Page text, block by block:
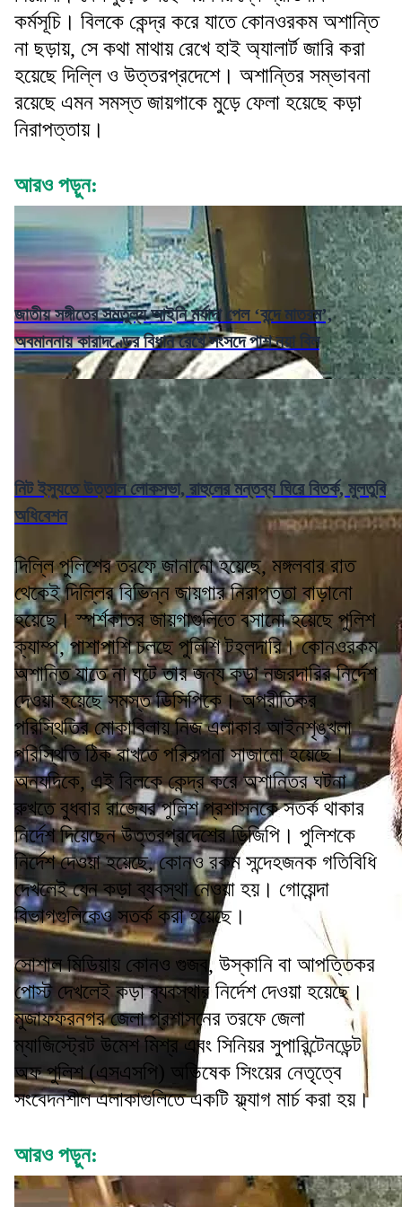
কর্মসূচি। বিলকে কেন্দ্র করে যাতে কোনওরকম অশান্তি
না ছড়ায়, সে কথা মাথায় রেখে হাই অ্যালার্ট জারি করা
হয়েছে দিল্লি ও উত্তরপ্রদেশে। অশান্তির সম্ভাবনা
রয়েছে এমন সমস্ত জায়গাকে মুড়ে ফেলা হয়েছে কড়া
নিরাপত্তায়।
আরও পড়ুন:
জাতীয় সঙ্গীতের সমতুল্য আইনি মর্যাদা পেল ‘বন্দে মাতরম’,
অবমাননায় কারাদণ্ডের বিধান রেখে সংসদে পাশ নয়া বিল
নিট ইস্যুতে উত্তাল লোকসভা, রাহুলের মন্তব্য ঘিরে বিতর্ক, মুলতুবি
অধিবেশন
দিল্লি পুলিশের তরফে জানানো হয়েছে, মঙ্গলবার রাত
থেকেই দিল্লির বিভিন্ন জায়গার নিরাপত্তা বাড়ানো
হয়েছে। স্পর্শকাতর জায়গাগুলিতে বসানো হয়েছে পুলিশ
ক্যাম্প, পাশাপাশি চলছে পুলিশি টহলদারি। কোনওরকম
অশান্তি যাতে না ঘটে তার জন্য কড়া নজরদারির নির্দেশ
দেওয়া হয়েছে সমস্ত ডিসিপিকে। অপ্রীতিকর
পরিস্থিতির মোকাবিলায় নিজ এলাকার আইনশৃঙ্খলা
পরিস্থিতি ঠিক রাখতে পরিকল্পনা সাজানো হয়েছে।
অন্যদিকে, এই বিলকে কেন্দ্র করে অশান্তির ঘটনা
রুখতে বুধবার রাজ্যের পুলিশ প্রশাসনকে সতর্ক থাকার
নির্দেশ দিয়েছেন উত্তরপ্রদেশের ডিজিপি। পুলিশকে
নির্দেশ দেওয়া হয়েছে, কোনও রকম সন্দেহজনক গতিবিধি
দেখলেই যেন কড়া ব্যবস্থা নেওয়া হয়। গোয়েন্দা
বিভাগগুলিকেও সতর্ক করা হয়েছে।
সোশাল মিডিয়ায় কোনও গুজব, উস্কানি বা আপত্তিকর
পোস্ট দেখলেই কড়া ব্যবস্থার নির্দেশ দেওয়া হয়েছে।
মুজাফফরনগর জেলা প্রশাসনের তরফে জেলা
ম্যাজিস্ট্রেট উমেশ মিশ্র এবং সিনিয়র সুপারিন্টেনডেন্ট
অফ পুলিশ (এসএসপি) অভিষেক সিংয়ের নেতৃত্বে
সংবেদনশীল এলাকাগুলিতে একটি ফ্ল্যাগ মার্চ করা হয়।
আরও পড়ুন: